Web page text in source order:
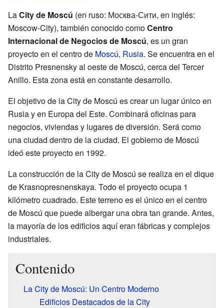
LaCity de Moscú (en ruso: Москва-Сити, en inglés:
Moscow-City), también conocido comoCentro
Internacional de Negocios de Moscú, es un gran
proyecto en el centro de Moscú, Rusia. Se encuentra en el
Distrito Presnensky al oeste de Moscú, cerca del Tercer
Anillo. Esta zona está en constante desarrollo.
El objetivo de la City de Moscú es crear un lugar único en
Rusia y en Europa del Este. Combinará oficinas para
negocios, viviendas y lugares de diversión. Será como
una ciudad dentro de la ciudad. El gobierno de Moscú
ideó este proyecto en 1992.
La construcción de la City de Moscú se realiza en el dique
de Krasnopresnenskaya. Todo el proyecto ocupa 1
kilómetro cuadrado. Este terreno es el único en el centro
de Moscú que puede albergar una obra tan grande. Antes,
la mayoría de los edificios aquí eran fábricas y complejos
industriales.
Contenido
La City de Moscú: Un Centro Moderno
Edificios Destacados de la City